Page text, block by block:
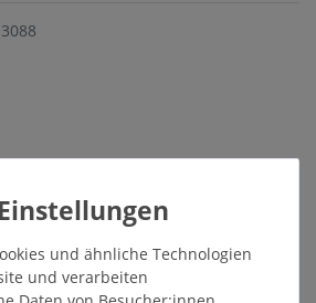
48h
In den Warenkorb
und ähnliche Technologien
und verarbeiten